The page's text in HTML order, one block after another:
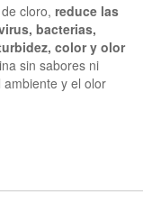
cloro, reduce las
bacterias,
color y olor
sin sabores ni
y el olor